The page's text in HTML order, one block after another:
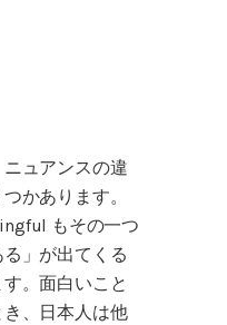
ュアンスの違
かあります。
もその一つ
」が出てくる
。面白いこと
、日本人は他